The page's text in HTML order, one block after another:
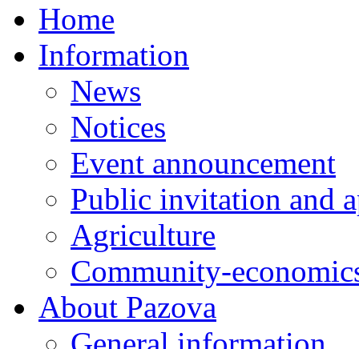
Home
Information
News
Notices
Event announcement
Public invitation and
Agriculture
Community-
About Pazova